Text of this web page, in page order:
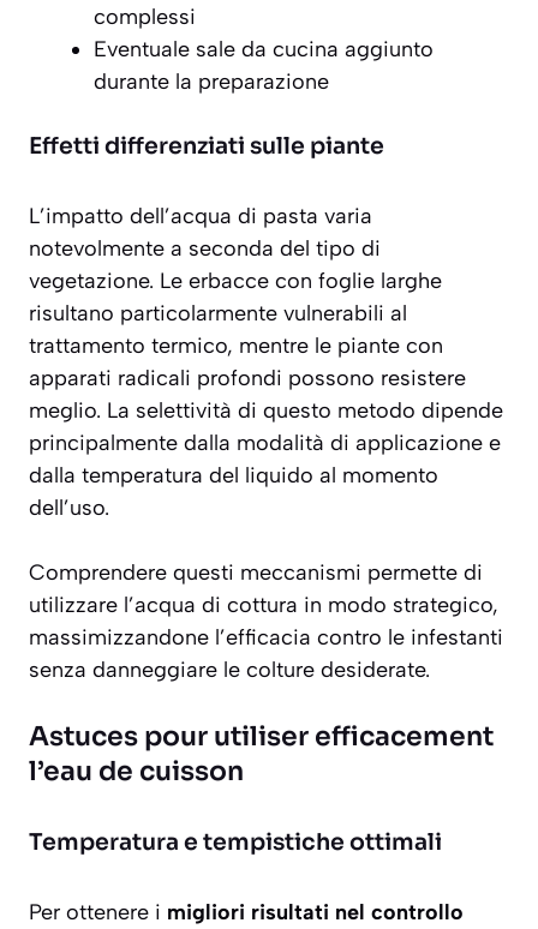
complessi
Eventuale sale da cucina aggiunto
durante la preparazione
Effetti differenziati sulle piante
L’impatto dell’acqua di pasta varia
notevolmente a seconda del tipo di
vegetazione. Le erbacce con foglie larghe
risultano particolarmente vulnerabili al
trattamento termico, mentre le piante con
apparati radicali profondi possono resistere
meglio. La selettività di questo metodo dipende
principalmente dalla modalità di applicazione e
dalla temperatura del liquido al momento
dell’uso.
Comprendere questi meccanismi permette di
utilizzare l’acqua di cottura in modo strategico,
massimizzandone l’efficacia contro le infestanti
senza danneggiare le colture desiderate.
Astuces pour utiliser efficacement
l’eau de cuisson
Temperatura e tempistiche ottimali
Per ottenere i migliori risultati nel controllo